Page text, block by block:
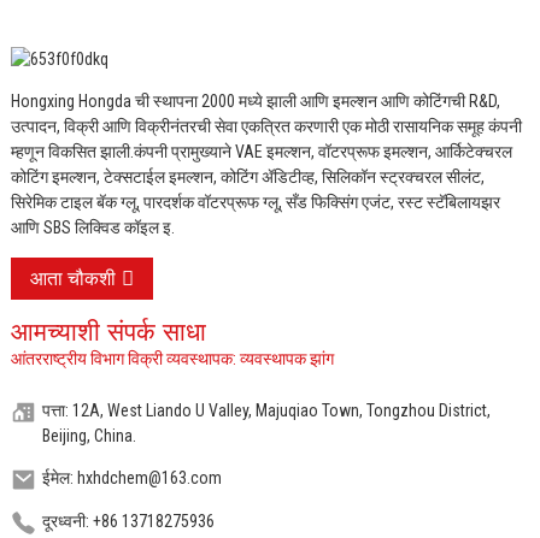
Hongxing Hongda ची स्थापना 2000 मध्ये झाली आणि इमल्शन आणि कोटिंगची R&D,
उत्पादन, विक्री आणि विक्रीनंतरची सेवा एकत्रित करणारी एक मोठी रासायनिक समूह कंपनी
म्हणून विकसित झाली.कंपनी प्रामुख्याने VAE इमल्शन, वॉटरप्रूफ इमल्शन, आर्किटेक्चरल
कोटिंग इमल्शन, टेक्सटाईल इमल्शन, कोटिंग ॲडिटीव्ह, सिलिकॉन स्ट्रक्चरल सीलंट,
सिरेमिक टाइल बॅक ग्लू, पारदर्शक वॉटरप्रूफ ग्लू, सँड फिक्सिंग एजंट, रस्ट स्टॅबिलायझर
आणि SBS लिक्विड कॉइल इ.
आता चौकशी
आमच्याशी संपर्क साधा
आंतरराष्ट्रीय विभाग विक्री व्यवस्थापक: व्यवस्थापक झांग
पत्ता: 12A, West Liando U Valley, Majuqiao Town, Tongzhou District,
Beijing, China.
ईमेल: hxhdchem@163.com
दूरध्वनी: +86 13718275936